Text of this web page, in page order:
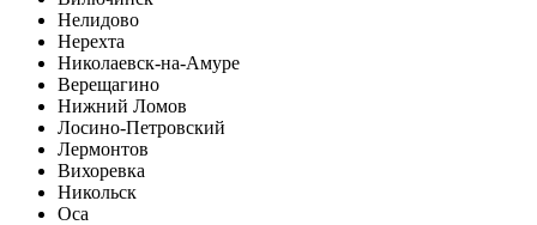
Нелидово
Нерехта
Николаевск-на-Амуре
Верещагино
Нижний Ломов
Лосино-Петровский
Лермонтов
Вихоревка
Никольск
Оса